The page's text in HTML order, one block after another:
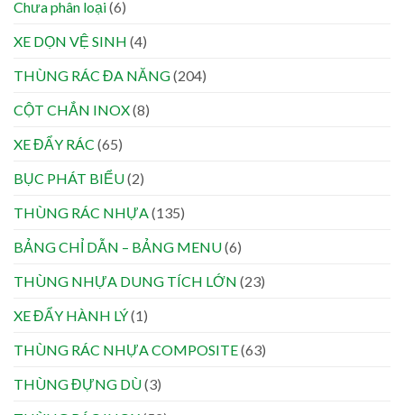
Chưa phân loại(6)
XE DỌN VỆ SINH (4)
THÙNG RÁC ĐA NĂNG(204)
CỘT CHẮN INOX(8)
XE ĐẨY RÁC (65)
BỤC PHÁT BIỂU(2)
THÙNG RÁC NHỰA(135)
BẢNG CHỈ DẪN – BẢNG MENU(6)
THÙNG NHỰA DUNG TÍCH LỚN (23)
XE ĐẨY HÀNH LÝ(1)
THÙNG RÁC NHỰA COMPOSITE(63)
THÙNG ĐỰNG DÙ(3)